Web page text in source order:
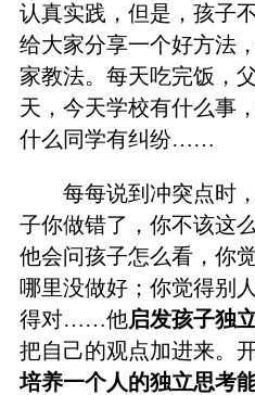
认真实践，但是，孩子
给大家分享一个好方法
家教法。每天吃完饭，
天，今天学校有什么事
什么同学有纠纷……
每每说到冲突点时
子你做错了，你不该这
他会问孩子怎么看，你
哪里没做好；你觉得别
得对……他启发孩子独
把自己的观点加进来。
培养一个人的独立思考